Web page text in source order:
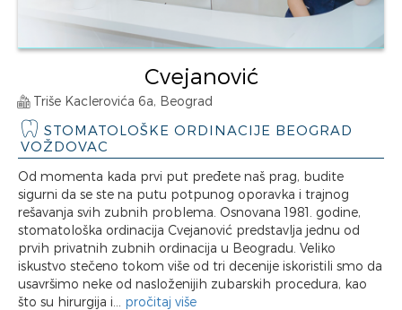
Cvejanović
Triše Kaclerovića 6a, Beograd
STOMATOLOŠKE ORDINACIJE BEOGRAD
VOŽDOVAC
Od momenta kada prvi put pređete naš prag, budite
sigurni da se ste na putu potpunog oporavka i trajnog
rešavanja svih zubnih problema. Osnovana 1981. godine,
stomatološka ordinacija Cvejanović predstavlja jednu od
prvih privatnih zubnih ordinacija u Beogradu. Veliko
iskustvo stečeno tokom više od tri decenije iskoristili smo da
usavršimo neke od nasloženijih zubarskih procedura, kao
što su hirurgija i... pročitaj više